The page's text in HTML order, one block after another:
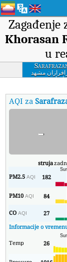
Zagađenje
Khorasan
u
Mashhad,
Razavi
مشهد
رضوی
AQI za
-
struja
PM2.5AQI 182
PM10AQI 84
COAQI 27
Informacije o
Temp 26